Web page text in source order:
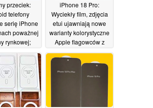
przeciek:
telefony
serię iPhone
poważnej
rynkowej;
pierwsze w
27/05/2026
iPhone 18 Pro:
Wyciekły film, zdjęcia
etui ujawniają nowe
warianty kolorystyczne
Apple flagowców z
2026 roku25/05/2026